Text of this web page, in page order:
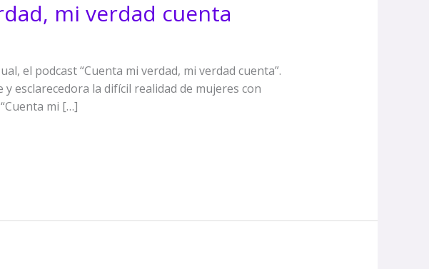
mi verdad cuenta
el podcast “Cuenta mi verdad, mi verdad cuenta”.
esclarecedora la difícil realidad de mujeres con
mi […]